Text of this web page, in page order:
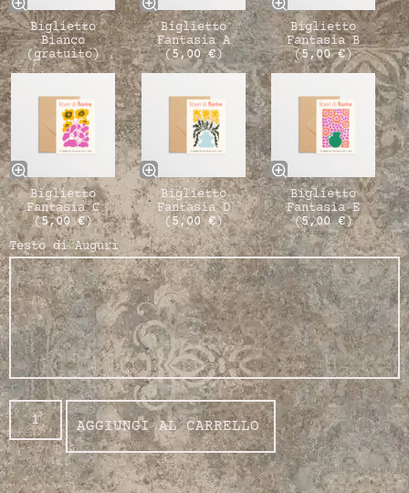
Biglietto
Bianco
(gratuito)
Biglietto
Fantasia A
(5,00€)
Biglietto
Fantasia B
(5,00€)
Biglietto
Fantasia C
(5,00€)
Biglietto
Fantasia D
(5,00€)
Biglietto
Fantasia E
(5,00€)
Testo di Auguri
AGGIUNGI AL CARRELLO